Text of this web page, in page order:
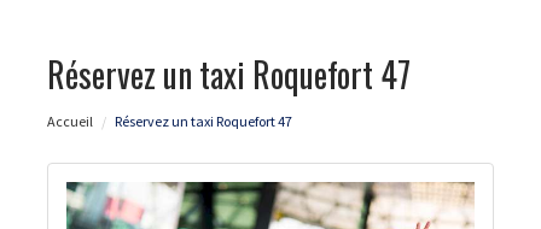
Réservez un taxi Roquefort 47
Accueil Réservez un taxi Roquefort 47